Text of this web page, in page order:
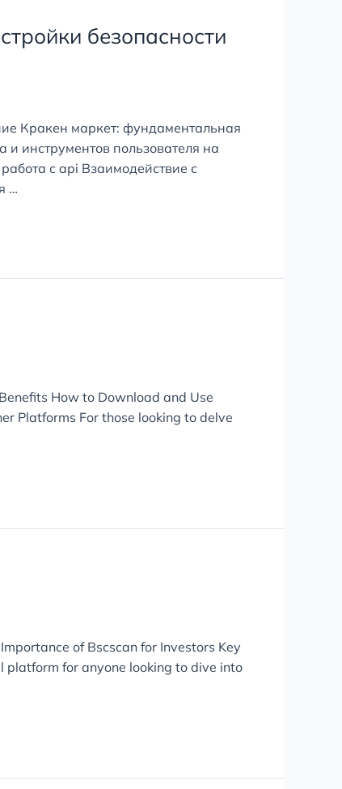
безопасности
Кракен маркет: фундаментальная
инструментов пользователя на
с api Взаимодействие с
…
How to Download and Use
Platforms For those looking to delve
of Bscscan for Investors Key
platform for anyone looking to dive into